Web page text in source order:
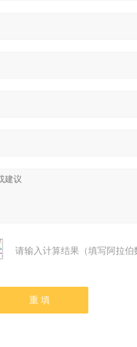
请输入计算结果（填写阿拉